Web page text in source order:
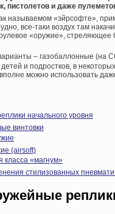
пистолетов и даже
называемом «эйрсофте»,
все-таки воздух там
«оружие»,
– газобаллонные (на
и подростков, в
можно использовать
начального уровня
винтовки
(airsoft)
класса «магнум»
стилизованных